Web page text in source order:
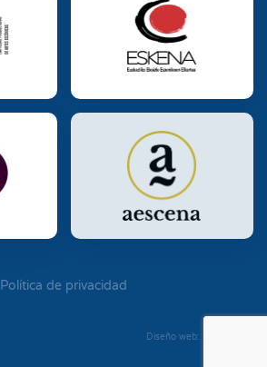
Política de privacidad
Diseño web: Diego Seixo